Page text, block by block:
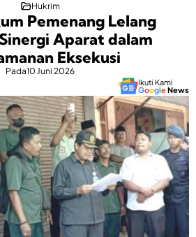
Hukrim
Pemenang Lelang
Aparat dalam
Eksekusi
Pada10 Juni 2026
Ikuti Kami
GoogleNews